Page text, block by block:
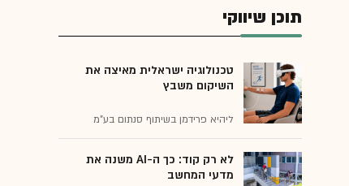
תוכן שיווקי
טכנולוגיה ישראלית מאיצה את
השיקום משבץ
ליהיא פרידמן בשיתוף סנתום בע"מ
לא רק קוד: כך ה-AI משנה את
מדעי המחשב